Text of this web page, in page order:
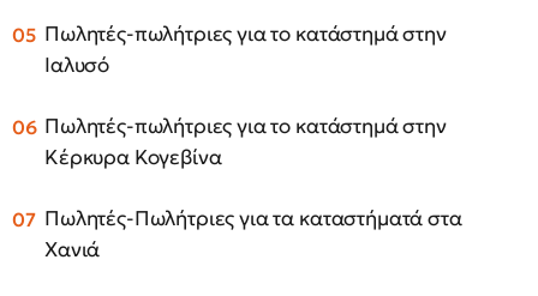
Πωλητές-πωλήτριες για το κατάστημά στην
Ιαλυσό
Πωλητές-πωλήτριες για το κατάστημά στην
Κέρκυρα Κογεβίνα
Πωλητές-Πωλήτριες για τα καταστήματά στα
Χανιά